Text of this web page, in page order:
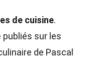
de cuisine.
sur les
de Pascal